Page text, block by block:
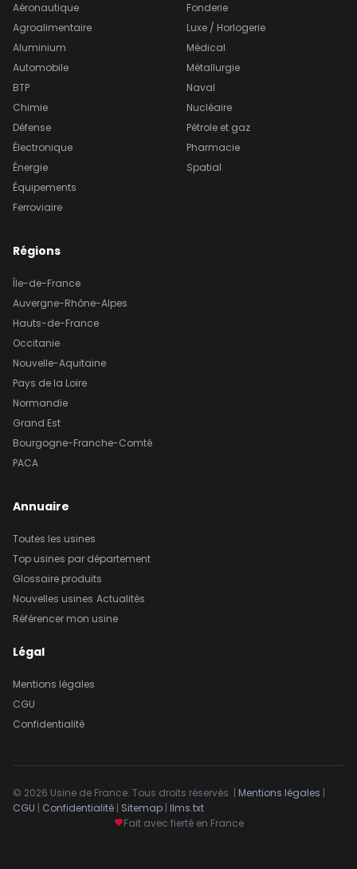
Aéronautique
Agroalimentaire
Aluminium
Automobile
BTP
Chimie
Défense
Électronique
Énergie
Équipements
Ferroviaire
Fonderie
Luxe / Horlogerie
Médical
Métallurgie
Naval
Nucléaire
Pétrole et gaz
Pharmacie
Spatial
Régions
Île-de-France
Auvergne-Rhône-Alpes
Hauts-de-France
Occitanie
Nouvelle-Aquitaine
Pays de la Loire
Normandie
Grand Est
Bourgogne-Franche-Comté
PACA
Annuaire
Toutes les usines
Top usines par département
Glossaire produits
Nouvelles usines Actualités
Référencer mon usine
Légal
Mentions légales
CGU
Confidentialité
© 2026 Usine de France. Tous droits réservés. | Mentions légales |
CGU | Confidentialité | Sitemap | llms.txt
Fait avec fierté en France